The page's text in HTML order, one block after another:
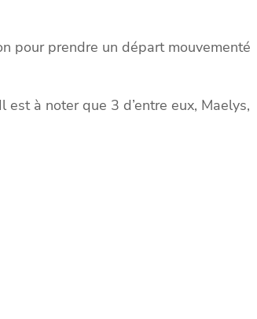
pour prendre un départ mouvementé
à noter que 3 d’entre eux, Maelys,